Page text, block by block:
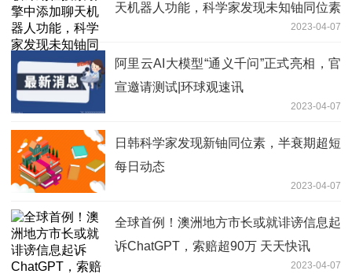
天机器人功能，科学家发现未知铀同位素
2023-04-07
阿里云AI大模型“通义千问”正式亮相，官
宣邀请测试|环球观速讯
2023-04-07
日韩科学家发现新铀同位素，半衰期超短
每日动态
2023-04-07
全球首例！澳洲地方市长或就诽谤信息起
诉ChatGPT，索赔超90万 天天快讯
2023-04-07